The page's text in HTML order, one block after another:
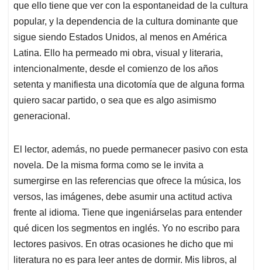
que ello tiene que ver con la espontaneidad de la cultura
popular, y la dependencia de la cultura dominante que
sigue siendo Estados Unidos, al menos en América
Latina. Ello ha permeado mi obra, visual y literaria,
intencionalmente, desde el comienzo de los años
setenta y manifiesta una dicotomía que de alguna forma
quiero sacar partido, o sea que es algo asimismo
generacional.
El lector, además, no puede permanecer pasivo con esta
novela. De la misma forma como se le invita a
sumergirse en las referencias que ofrece la música, los
versos, las imágenes, debe asumir una actitud activa
frente al idioma. Tiene que ingeniárselas para entender
qué dicen los segmentos en inglés. Yo no escribo para
lectores pasivos. En otras ocasiones he dicho que mi
literatura no es para leer antes de dormir. Mis libros, al